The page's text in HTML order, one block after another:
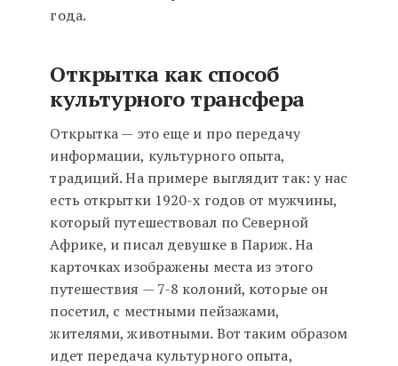
года.
Открытка как способ
культурного трансфера
Открытка — это еще и про передачу
информации, культурного опыта,
традиций. На примере выглядит так: у нас
есть открытки 1920-х годов от мужчины,
который путешествовал по Северной
Африке, и писал девушке в Париж. На
карточках изображены места из этого
путешествия — 7-8 колоний, которые он
посетил, с местными пейзажами,
жителями, животными. Вот таким образом
идет передача культурного опыта,